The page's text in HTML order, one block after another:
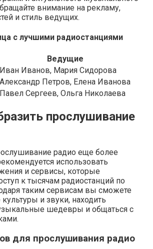
внимание на рекламу,
и стиль ведущих.
с лучшими радиостанциями
Ведущие
Иван Иванов, Мария Сидорова
Александр Петров, Елена Иванова
Павел Сергеев, Ольга Николаева
прослушивание
радио еще более
использовать
и сервисы, которые
к тысячам радиостанций по
таким сервисам вы сможете
и звуки, находить
шедевры и общаться с
для прослушивания радио